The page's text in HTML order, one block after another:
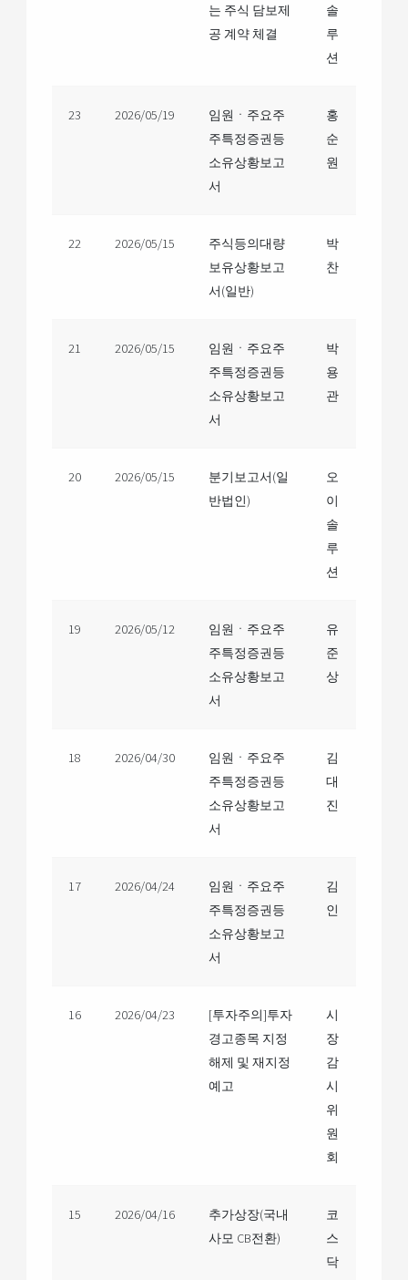
는 주식 담보제
공 계약 체결
솔
루
션
23 2026/05/19
임원ㆍ주요주
주특정증권등
소유상황보고
서
홍
순
원
22 2026/05/15
주식등의대량
보유상황보고
서(일반)
박
찬
21 2026/05/15
임원ㆍ주요주
주특정증권등
소유상황보고
서
박
용
관
20 2026/05/15
분기보고서(일
반법인)
오
이
솔
루
션
19 2026/05/12
임원ㆍ주요주
주특정증권등
소유상황보고
서
유
준
상
18 2026/04/30
임원ㆍ주요주
주특정증권등
소유상황보고
서
김
대
진
17 2026/04/24
임원ㆍ주요주
주특정증권등
소유상황보고
서
김
인
16 2026/04/23
[투자주의]투자
경고종목 지정
해제 및 재지정
예고
시
장
감
시
위
원
회
15 2026/04/16
추가상장(국내
사모 CB전환)
코
스
닥